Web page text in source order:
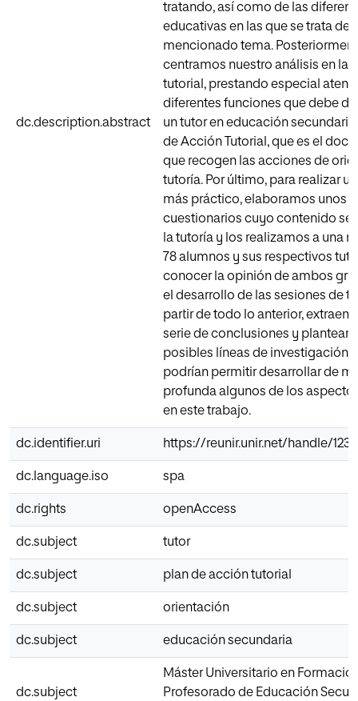
dc.description.abstract
tratando, así como de las
educativas en las que se trata del
mencionado tema.
centramos nuestro análisis en la
tutorial, prestando especial
diferentes funciones que debe
un tutor en educación secundaria
de Acción Tutorial, que es el
que recogen las acciones de
tutoría. Por último, para realizar
más práctico, elaboramos unos
cuestionarios cuyo contenido se
la tutoría y los realizamos a una
78 alumnos y sus respectivos
conocer la opinión de ambos
el desarrollo de las sesiones de
partir de todo lo anterior,
serie de conclusiones y
posibles líneas de investigación
podrían permitir desarrollar de
profunda algunos de los
en este trabajo.
dc.identifier.uri https://reunir.unir.net/handle/
dc.language.iso spa
dc.rights openAccess
dc.subject tutor
dc.subject plan de acción tutorial
dc.subject orientación
dc.subject educación secundaria
dc.subject
Máster Universitario en
Profesorado de Educación